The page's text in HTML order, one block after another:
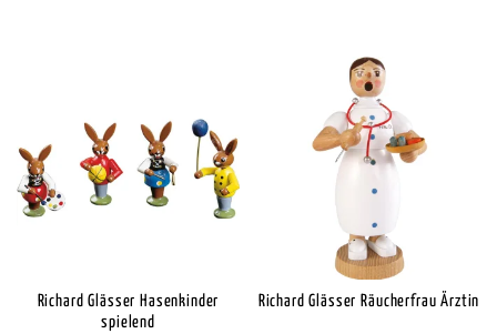
Richard Glässer Hasenkinder
spielend
Richard Glässer Räucherfrau Ärztin